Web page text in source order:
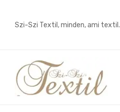
Szi-Szi Textil, minden, ami textil.